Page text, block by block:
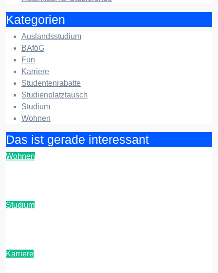
Kategorien
Auslandsstudium
BAföG
Fun
Karriere
Studentenrabatte
Studienplatztausch
Studium
Wohnen
Das ist gerade interessant
Wohnen
Studium
Karriere